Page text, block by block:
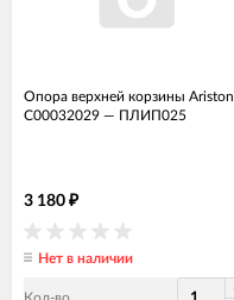
Опора верхней корзины Ariston
C00032029 — ПЛИП025
3 180 ₽
Нет в наличии